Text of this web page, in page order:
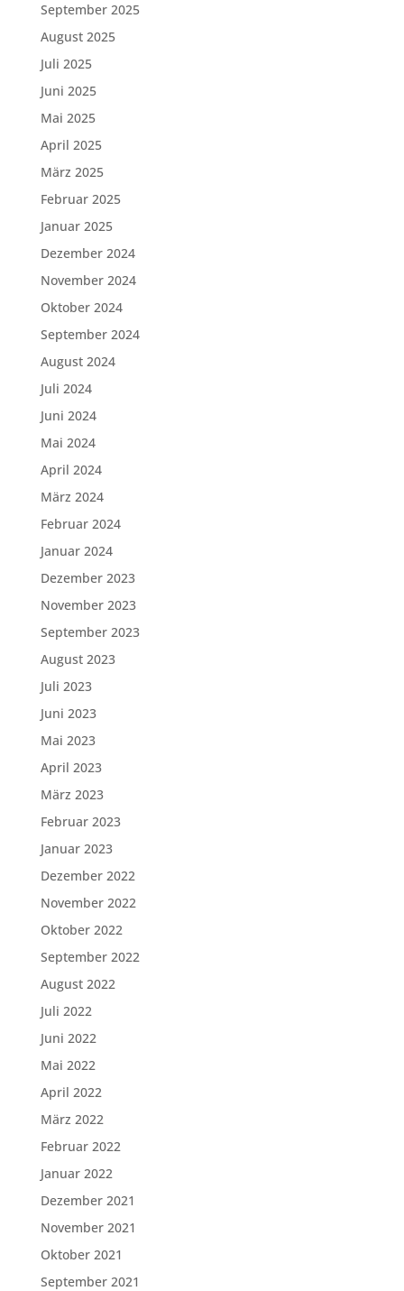
September 2025
August 2025
Juli 2025
Juni 2025
Mai 2025
April 2025
März 2025
Februar 2025
Januar 2025
Dezember 2024
November 2024
Oktober 2024
September 2024
August 2024
Juli 2024
Juni 2024
Mai 2024
April 2024
März 2024
Februar 2024
Januar 2024
Dezember 2023
November 2023
September 2023
August 2023
Juli 2023
Juni 2023
Mai 2023
April 2023
März 2023
Februar 2023
Januar 2023
Dezember 2022
November 2022
Oktober 2022
September 2022
August 2022
Juli 2022
Juni 2022
Mai 2022
April 2022
März 2022
Februar 2022
Januar 2022
Dezember 2021
November 2021
Oktober 2021
September 2021